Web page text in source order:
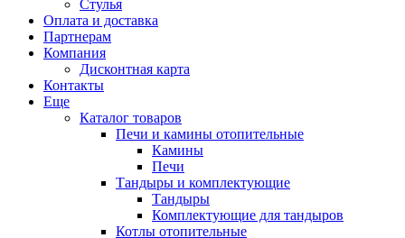
Стулья
Оплата и доставка
Партнерам
Компания
Дисконтная карта
Контакты
Еще
Каталог товаров
Печи и камины отопительные
Камины
Печи
Тандыры и комплектующие
Тандыры
Комплектующие для тандыров
Котлы отопительные